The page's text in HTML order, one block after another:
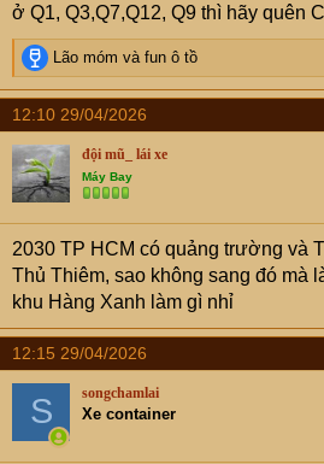
ở Q1, Q3,Q7,Q12, Q9 thì hãy quên
R
e
a
c
t
i
o
n
s
:
Lão móm và fun ô tồ
12:10 29/04/2026
đội mũ_ lái xe
Máy Bay
2030 TP HCM có quảng trường và
Thủ Thiêm, sao không sang đó mà
khu Hàng Xanh làm gì nhỉ
12:15 29/04/2026
S songchamlai
Xe container